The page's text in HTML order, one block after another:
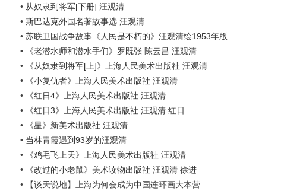
• 从奴隶到将军[下册] 汪观清
•斯巴达克外国名著故事选 汪观清
•苏联卫国战争故事《人民是不朽的》汪观清绘1953年版
•
《老潜水师和潜水手们》罗既张 陈云昌 汪观清
•
《从奴隶到将军[上]》上海人民美术出版社 汪观清
•
《小复仇者》上海人民美术出版社 汪观清
•
《红日4》上海人民美术出版社 汪观清
•
《红日3》上海人民美术出版社 汪观清 红日
•
《星》新美术出版社 汪观清
• 当林青霞遇到93岁的汪观清
•
《鸡毛飞上天》上海人民美术出版社 汪观清
•
《改过的小老鼠》美术读物出版社 汪观清 徐进
•
【谈天说地】上海为何会成为中国连环画大本营